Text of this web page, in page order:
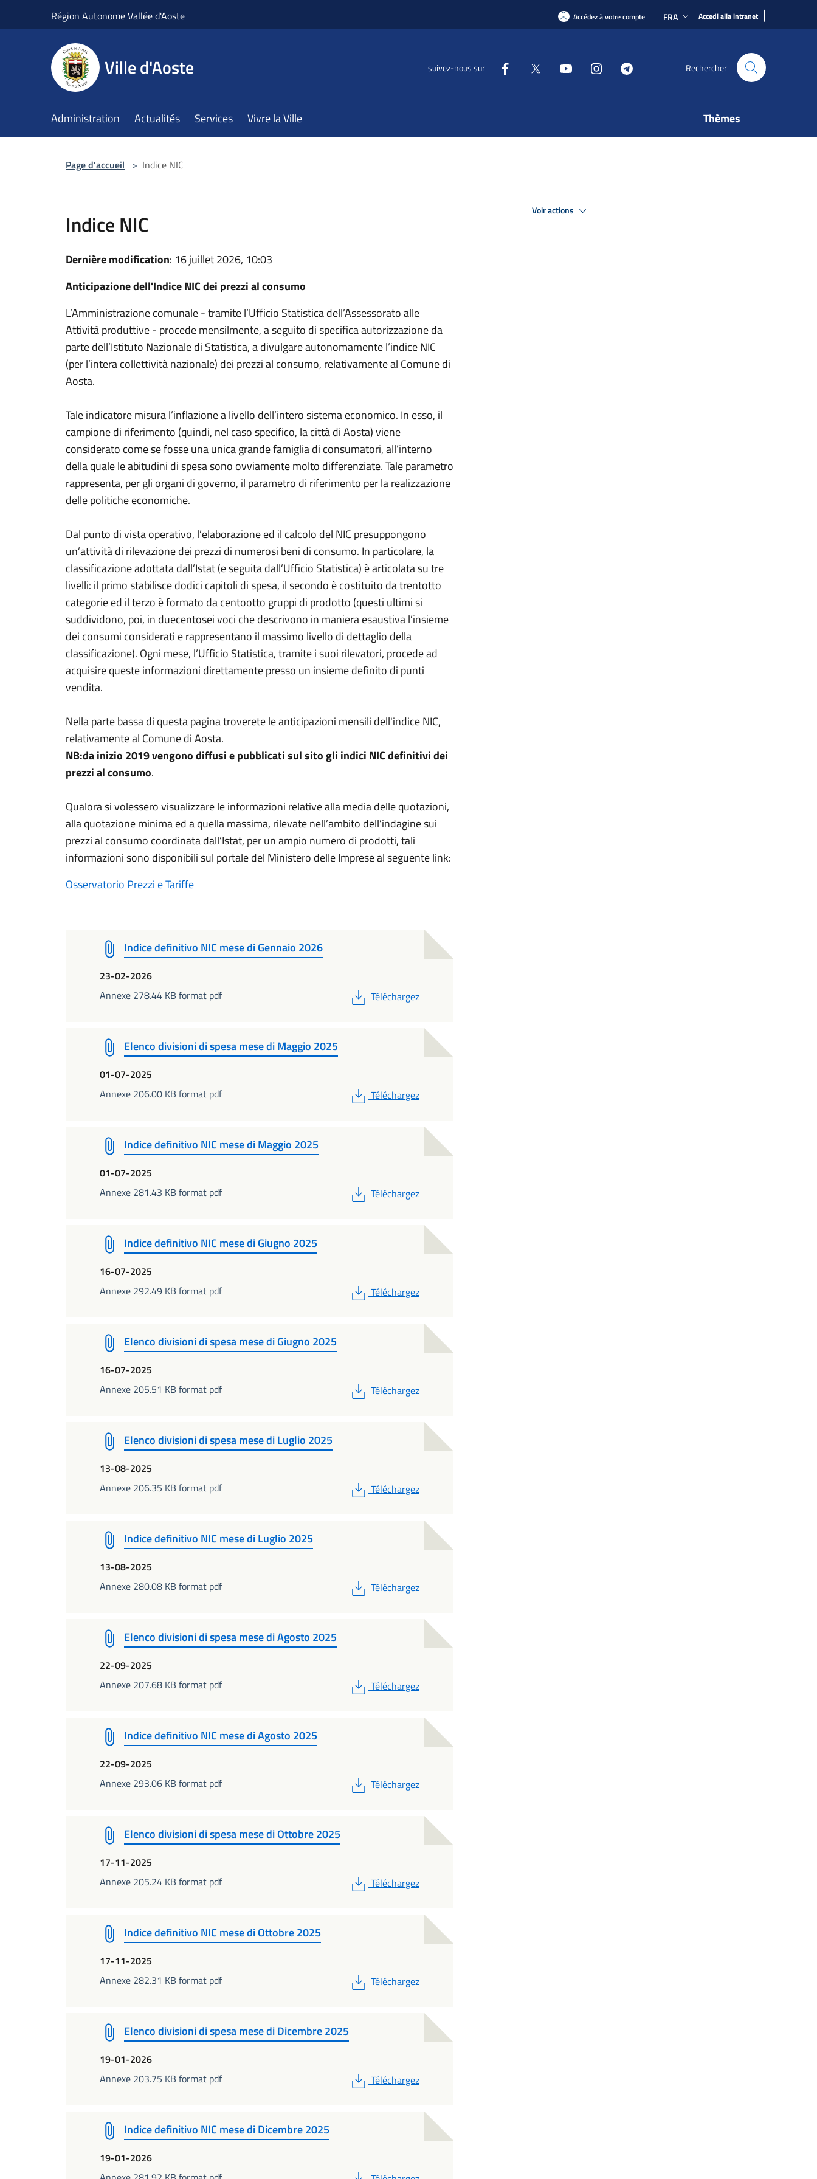
Région Autonome Vallée d'Aoste Accédez à votre compte FRA Accedi alla intranet |
Ville d'Aoste suivez-nous sur Rechercher
Administration Actualités Services Vivre la Ville Thèmes
Page d'accueil > Indice NIC
Indice NIC
Dernière modification: 16 juillet 2026, 10:03
Anticipazione dell'Indice NIC dei prezzi al consumo
L’Amministrazione comunale - tramite l’Ufficio Statistica dell’Assessorato alle
Attività produttive - procede mensilmente, a seguito di specifica autorizzazione da
parte dell’Istituto Nazionale di Statistica, a divulgare autonomamente l’indice NIC
(per l’intera collettività nazionale) dei prezzi al consumo, relativamente al Comune di
Aosta.
Tale indicatore misura l’inflazione a livello dell’intero sistema economico. In esso, il
campione di riferimento (quindi, nel caso specifico, la città di Aosta) viene
considerato come se fosse una unica grande famiglia di consumatori, all’interno
della quale le abitudini di spesa sono ovviamente molto differenziate. Tale parametro
rappresenta, per gli organi di governo, il parametro di riferimento per la realizzazione
delle politiche economiche.
Dal punto di vista operativo, l’elaborazione ed il calcolo del NIC presuppongono
un’attività di rilevazione dei prezzi di numerosi beni di consumo. In particolare, la
classificazione adottata dall’Istat (e seguita dall’Ufficio Statistica) è articolata su tre
livelli: il primo stabilisce dodici capitoli di spesa, il secondo è costituito da trentotto
categorie ed il terzo è formato da centootto gruppi di prodotto (questi ultimi si
suddividono, poi, in duecentosei voci che descrivono in maniera esaustiva l’insieme
dei consumi considerati e rappresentano il massimo livello di dettaglio della
classificazione). Ogni mese, l’Ufficio Statistica, tramite i suoi rilevatori, procede ad
acquisire queste informazioni direttamente presso un insieme definito di punti
vendita.
Nella parte bassa di questa pagina troverete le anticipazioni mensili dell'indice NIC,
relativamente al Comune di Aosta.
NB:da inizio 2019 vengono diffusi e pubblicati sul sito gli indici NIC definitivi dei
prezzi al consumo.
Qualora si volessero visualizzare le informazioni relative alla media delle quotazioni,
alla quotazione minima ed a quella massima, rilevate nell’ambito dell’indagine sui
prezzi al consumo coordinata dall’Istat, per un ampio numero di prodotti, tali
informazioni sono disponibili sul portale del Ministero delle Imprese al seguente link:
Osservatorio Prezzi e Tariffe
Indice definitivo NIC mese di Gennaio 2026
23-02-2026
Annexe 278.44 KB format pdf
PDF
Téléchargez
Elenco divisioni di spesa mese di Maggio 2025
01-07-2025
Annexe 206.00 KB format pdf
PDF
Téléchargez
Indice definitivo NIC mese di Maggio 2025
01-07-2025
Annexe 281.43 KB format pdf
PDF
Téléchargez
Indice definitivo NIC mese di Giugno 2025
16-07-2025
Annexe 292.49 KB format pdf
PDF
Téléchargez
Elenco divisioni di spesa mese di Giugno 2025
16-07-2025
Annexe 205.51 KB format pdf
PDF
Téléchargez
Elenco divisioni di spesa mese di Luglio 2025
13-08-2025
Annexe 206.35 KB format pdf
PDF
Téléchargez
Indice definitivo NIC mese di Luglio 2025
13-08-2025
Annexe 280.08 KB format pdf
PDF
Téléchargez
Elenco divisioni di spesa mese di Agosto 2025
22-09-2025
Annexe 207.68 KB format pdf
PDF
Téléchargez
Indice definitivo NIC mese di Agosto 2025
22-09-2025
Annexe 293.06 KB format pdf
PDF
Téléchargez
Elenco divisioni di spesa mese di Ottobre 2025
17-11-2025
Annexe 205.24 KB format pdf
PDF
Téléchargez
Indice definitivo NIC mese di Ottobre 2025
17-11-2025
Annexe 282.31 KB format pdf
PDF
Téléchargez
Elenco divisioni di spesa mese di Dicembre 2025
19-01-2026
Annexe 203.75 KB format pdf
PDF
Téléchargez
Indice definitivo NIC mese di Dicembre 2025
19-01-2026
Voir actions